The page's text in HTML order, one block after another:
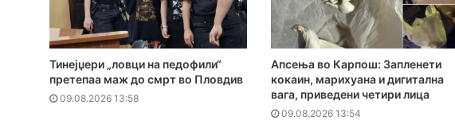
Тинејџери „ловци на педофили“
претепаа маж до смрт во Пловдив
09.08.2026 13:58
Апсења во Карпош: Запленети
кокаин, марихуана и дигитална
вага, приведени четири лица
09.08.2026 13:54